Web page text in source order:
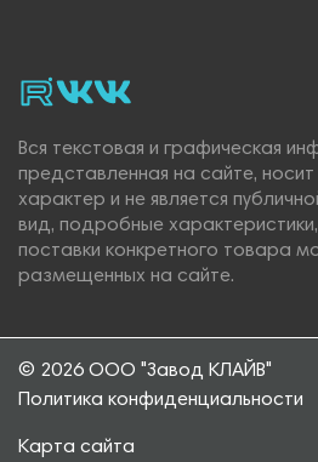
rutubevk_video.
Vk.
Вся текстовая и графическая
представленная на сайте,
характер и не является
вид, подробные
поставки конкретного товара
размещенных на сайте.
© 2026 ООО "Завод КЛАЙВ"
Политика конфиденциальности
Карта сайта